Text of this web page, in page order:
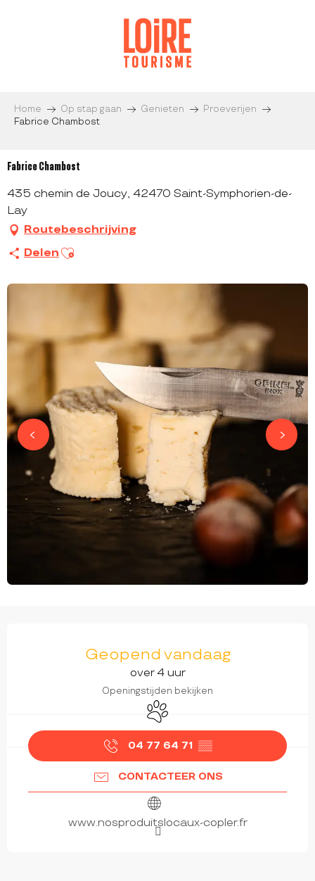
Home Op stap gaan Genieten
Proeverijen
Fabrice Chambost
Fabrice Chambost
435 chemin de Joucy, 42470 Saint-Symphorien-de-
Lay
Routebeschrijving
Delen Ajouter aux favoris
Geopend vandaag
over 4 uur
Openingstijden bekijken
Dieren toegelaten
04 77 64 71 ▒▒
CONTACTEER ONS
www.nosproduitslocaux-copler.fr